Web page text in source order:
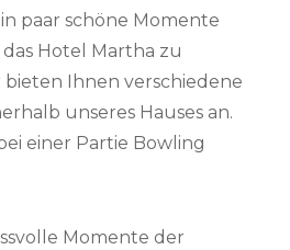
paar schöne Momente
Hotel Martha zu
bieten Ihnen verschiedene
unseres Hauses an.
einer Partie Bowling
Momente der